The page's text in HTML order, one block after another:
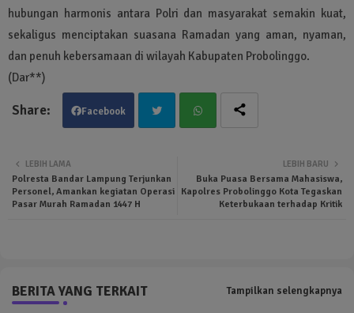
hubungan harmonis antara Polri dan masyarakat semakin kuat,
sekaligus menciptakan suasana Ramadan yang aman, nyaman,
dan penuh kebersamaan di wilayah Kabupaten Probolinggo.
(Dar**)
Facebook
ter tsa
LEBIH BARU
Buka Puasa Bersama Mahasiswa,
Kapolres Probolinggo Kota Tegaskan
Keterbukaan terhadap Kritik
LEBIH LAMA
Polresta Bandar Lampung Terjunkan
Personel, Amankan kegiatan Operasi
Pasar Murah Ramadan 1447 H
BERITA YANG TERKAIT Tampilkan selengkapnya